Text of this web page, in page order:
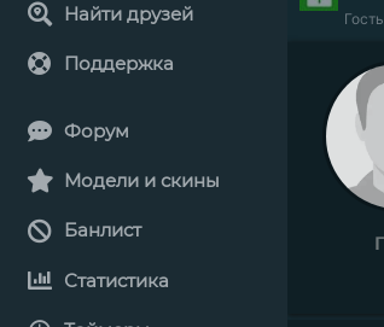
Найти друзей
Поддержка
Форум
Модели и скины
Банлист
Статистика
Гость